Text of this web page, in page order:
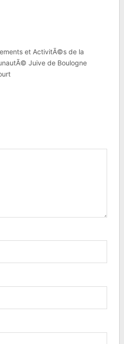
et ActivitÃ©s de la
Juive de Boulogne